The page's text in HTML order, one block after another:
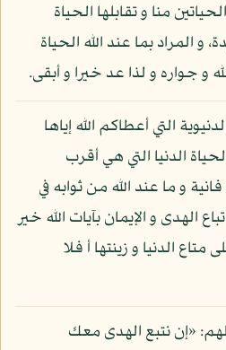
منا و تقابلها الحياة
و المراد بما عند الله الحياة
و جواره و لذا عد خيرا و أبقى.
التي أعطاكم الله إياها
الدنيا التي هي أقرب
و ما عند الله من ثوابه في
الهدى و الإيمان بآيات الله خير
الدنيا و زينتها أ فلا
«إن نتبع الهدى معك